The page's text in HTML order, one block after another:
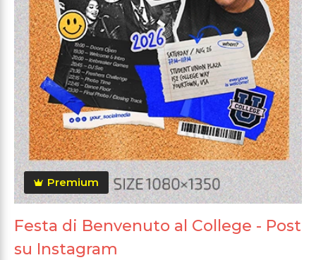
Premium
Festa di Benvenuto al College - Post
su Instagram